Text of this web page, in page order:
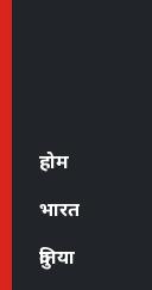
होम
भारत
दुनिया